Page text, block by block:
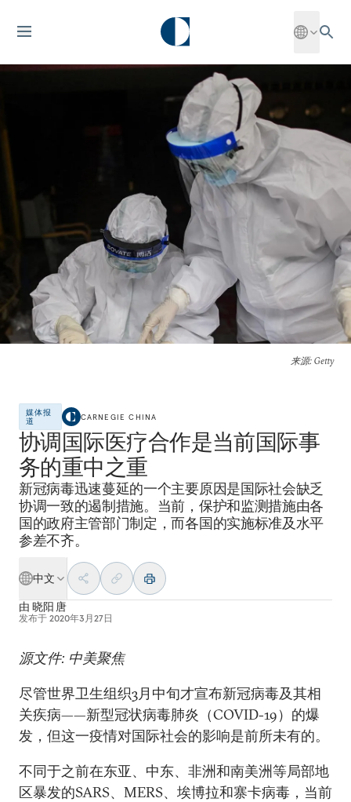
来源: Getty
媒体报
道
CARNEGIE CHINA
协调国际医疗合作是当前国际事
务的重中之重
新冠病毒迅速蔓延的一个主要原因是国际社会缺乏
协调一致的遏制措施。当前，保护和监测措施由各
国的政府主管部门制定，而各国的实施标准及水平
参差不齐。
中文
由 晓阳 唐
发布于 2020年3月27日
源文件: 中美聚焦
尽管世界卫生组织3月中旬才宣布新冠病毒及其相
关疾病——新型冠状病毒肺炎（COVID-19）的爆
发，但这一疫情对国际社会的影响是前所未有的。
不同于之前在东亚、中东、非洲和南美洲等局部地
区暴发的SARS、MERS、埃博拉和寨卡病毒，当前